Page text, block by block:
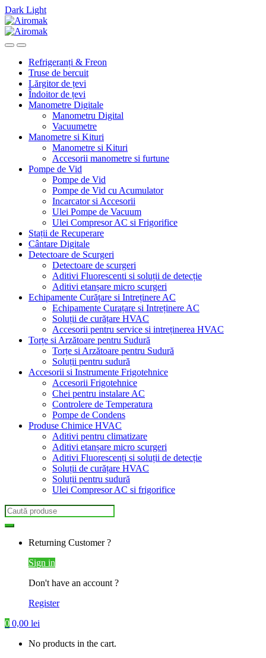
Dark Light
Skip
to
navigation
Skip
to
content
Refrigeranți & Freon
Truse de bercuit
Lărgitor de țevi
Îndoitor de țevi
Manometre Digitale
Manometru Digital
Vacuumetre
Manometre si Kituri
Manometre si Kituri
Accesorii manometre si furtune
Pompe de Vid
Pompe de Vid
Pompe de Vid cu Acumulator
Incarcator si Accesorii
Ulei Pompe de Vacuum
Ulei Compresor AC si Frigorifice
Stații de Recuperare
Cântare Digitale
Detectoare de Scurgeri
Detectoare de scurgeri
Aditivi Fluorescenti si soluții de detecție
Aditivi etanșare micro scurgeri
Echipamente Curățare si Intreținere AC
Echipamente Curațare si Intreținere AC
Soluții de curățare HVAC
Accesorii pentru service si intreținerea HVAC
Torțe si Arzătoare pentru Sudură
Torțe si Arzătoare pentru Sudură
Soluții pentru sudură
Accesorii si Instrumente Frigotehnice
Accesorii Frigotehnice
Chei pentru instalare AC
Controlere de Temperatura
Pompe de Condens
Produse Chimice HVAC
Aditivi pentru climatizare
Aditivi etanșare micro scurgeri
Aditivi Fluorescenți si soluții de detecție
Soluții de curățare HVAC
Soluții pentru sudură
Ulei Compresor AC si frigorifice
Search
for:
Returning Customer ?
Sign in
Don't have an account ?
Register
0 0,00 lei
No products in the cart.